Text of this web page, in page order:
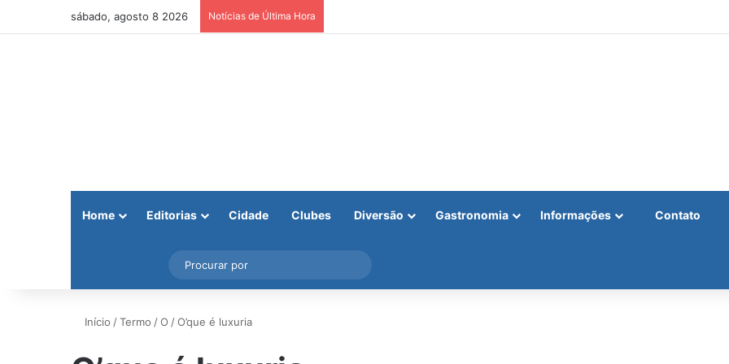
sábado, agosto 8 2026 Notícias de Última Hora
Home Editorias Cidade Clubes Diversão Gastronomia Informações Contato
Instagram
Barra Lateral
por
Início /Termo /O /O’que é luxuria